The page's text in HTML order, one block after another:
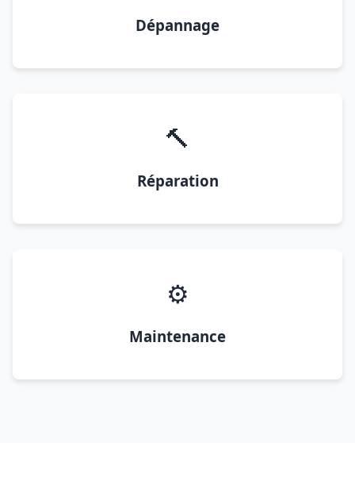
Dépannage
🔨
Réparation
⚙️
Maintenance